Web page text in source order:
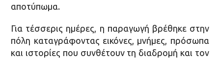
αποτύπωμα.
Για τέσσερις ημέρες, η παραγωγή βρέθηκε στην
πόλη καταγράφοντας εικόνες, μνήμες, πρόσωπα
και ιστορίες που συνθέτουν τη διαδρομή και τον